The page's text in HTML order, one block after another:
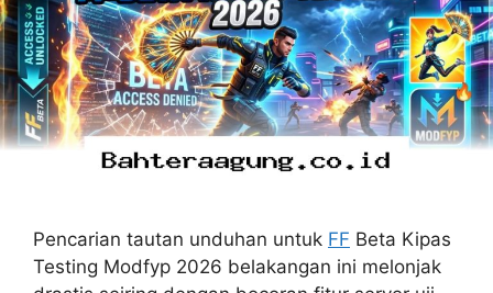
Pencarian tautan unduhan untuk FF Beta Kipas
Testing Modfyp 2026 belakangan ini melonjak